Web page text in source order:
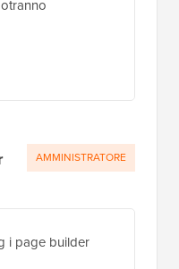
i page builder
AMMINISTRATORE